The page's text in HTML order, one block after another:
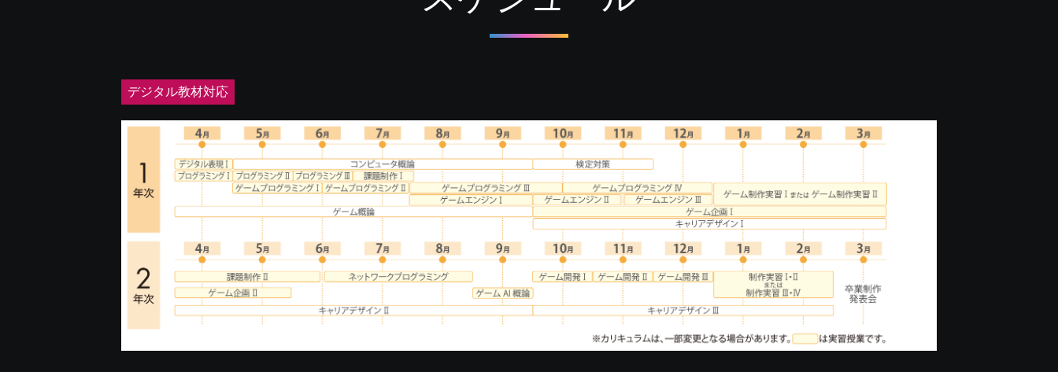
デジタル教材対応